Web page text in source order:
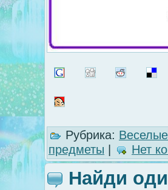
Рубрика:
предметы
Нет
Найди